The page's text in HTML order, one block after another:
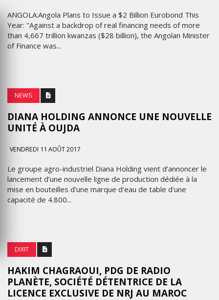
ANGOLA:Angola Plans to Issue a $2 Billion Eurobond This
Year: "Against a backdrop of real financing needs of more
than 4,667 trillion kwanzas ($28 billion), the Angolan Minister
of Finance was...
NEWS
DIANA HOLDING ANNONCE UNE NOUVELLE
UNITÉ À OUJDA
VENDREDI 11 AOÛT 2017
Le groupe agro-industriel Diana Holding vient d’annoncer le
lancement d’une nouvelle ligne de production dédiée à la
mise en bouteilles d'une marque d'eau de table d'une
capacité de 4.800...
DIXIT
HAKIM CHAGRAOUI, PDG DE RADIO
PLANÈTE, SOCIÉTÉ DÉTENTRICE DE LA
LICENCE EXCLUSIVE DE NRJ AU MAROC